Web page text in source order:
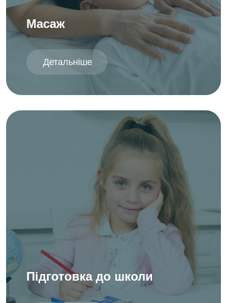
Масаж
Детальніше
Підготовка до школи